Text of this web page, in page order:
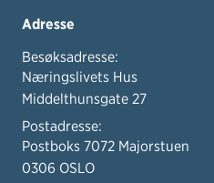
Adresse
Besøksadresse:
Næringslivets Hus
Middelthunsgate 27
Postadresse:
Postboks 7072 Majorstuen
0306 OSLO